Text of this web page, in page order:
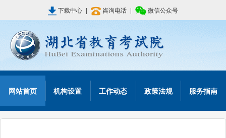
下载中心 | 咨询电话 | 微信公众号
网站首页 机构设置 工作动态 政策法规 服务指南